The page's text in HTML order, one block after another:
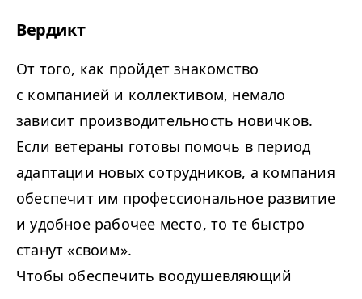
Вердикт
От того, как пройдет знакомство
с компанией и коллективом, немало
зависит производительность новичков.
Если ветераны готовы помочь в период
адаптации новых сотрудников, а компания
обеспечит им профессиональное развитие
и удобное рабочее место, то те быстро
станут «своим».
Чтобы обеспечить воодушевляющий